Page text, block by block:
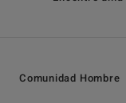
Comunidad Hombre